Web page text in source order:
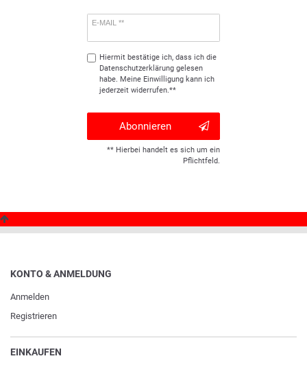
E-MAIL **
Hiermit bestätige ich, dass ich die
Daten­schutz­erklärunggelesen
habe. Meine Einwilligung kann ich
jederzeit widerrufen.**
Abonnieren
** Hierbei handelt es sich um ein
Pflichtfeld.
KONTO & ANMELDUNG
Anmelden
Registrieren
EINKAUFEN